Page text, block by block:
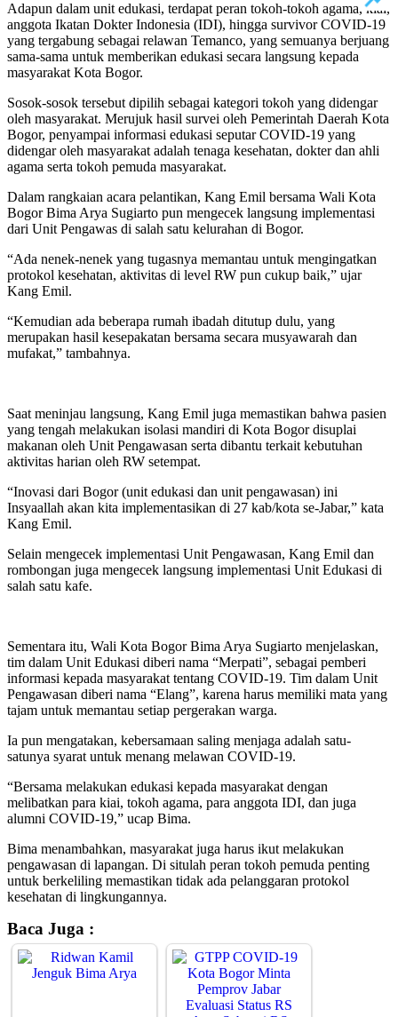
Adapun dalam unit edukasi, terdapat peran tokoh-tokoh agama, kiai,
anggota Ikatan Dokter Indonesia (IDI), hingga survivor COVID-19
yang tergabung sebagai relawan Temanco, yang semuanya berjuang
sama-sama untuk memberikan edukasi secara langsung kepada
masyarakat Kota Bogor.
Sosok-sosok tersebut dipilih sebagai kategori tokoh yang didengar
oleh masyarakat. Merujuk hasil survei oleh Pemerintah Daerah Kota
Bogor, penyampai informasi edukasi seputar COVID-19 yang
didengar oleh masyarakat adalah tenaga kesehatan, dokter dan ahli
agama serta tokoh pemuda masyarakat.
Dalam rangkaian acara pelantikan, Kang Emil bersama Wali Kota
Bogor Bima Arya Sugiarto pun mengecek langsung implementasi
dari Unit Pengawas di salah satu kelurahan di Bogor.
“Ada nenek-nenek yang tugasnya memantau untuk mengingatkan
protokol kesehatan, aktivitas di level RW pun cukup baik,” ujar
Kang Emil.
“Kemudian ada beberapa rumah ibadah ditutup dulu, yang
merupakan hasil kesepakatan bersama secara musyawarah dan
mufakat,” tambahnya.
Saat meninjau langsung, Kang Emil juga memastikan bahwa pasien
yang tengah melakukan isolasi mandiri di Kota Bogor disuplai
makanan oleh Unit Pengawasan serta dibantu terkait kebutuhan
aktivitas harian oleh RW setempat.
“Inovasi dari Bogor (unit edukasi dan unit pengawasan) ini
Insyaallah akan kita implementasikan di 27 kab/kota se-Jabar,” kata
Kang Emil.
Selain mengecek implementasi Unit Pengawasan, Kang Emil dan
rombongan juga mengecek langsung implementasi Unit Edukasi di
salah satu kafe.
Sementara itu, Wali Kota Bogor Bima Arya Sugiarto menjelaskan,
tim dalam Unit Edukasi diberi nama “Merpati”, sebagai pemberi
informasi kepada masyarakat tentang COVID-19. Tim dalam Unit
Pengawasan diberi nama “Elang”, karena harus memiliki mata yang
tajam untuk memantau setiap pergerakan warga.
Ia pun mengatakan, kebersamaan saling menjaga adalah satu-
satunya syarat untuk menang melawan COVID-19.
“Bersama melakukan edukasi kepada masyarakat dengan
melibatkan para kiai, tokoh agama, para anggota IDI, dan juga
alumni COVID-19,” ucap Bima.
Bima menambahkan, masyarakat juga harus ikut melakukan
pengawasan di lapangan. Di situlah peran tokoh pemuda penting
untuk berkeliling memastikan tidak ada pelanggaran protokol
kesehatan di lingkungannya.
Baca Juga :